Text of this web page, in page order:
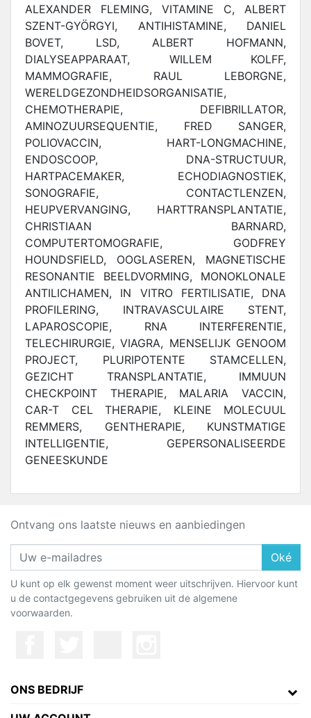
ALEXANDER FLEMING, VITAMINE C, ALBERT
SZENT-GYÖRGYI, ANTIHISTAMINE, DANIEL
BOVET, LSD, ALBERT HOFMANN,
DIALYSEAPPARAAT, WILLEM KOLFF,
MAMMOGRAFIE, RAUL LEBORGNE,
WERELDGEZONDHEIDSORGANISATIE,
CHEMOTHERAPIE, DEFIBRILLATOR,
AMINOZUURSEQUENTIE, FRED SANGER,
POLIOVACCIN, HART-LONGMACHINE,
ENDOSCOOP, DNA-STRUCTUUR,
HARTPACEMAKER, ECHODIAGNOSTIEK,
SONOGRAFIE, CONTACTLENZEN,
HEUPVERVANGING, HARTTRANSPLANTATIE,
CHRISTIAAN BARNARD,
COMPUTERTOMOGRAFIE, GODFREY
HOUNDSFIELD, OOGLASEREN, MAGNETISCHE
RESONANTIE BEELDVORMING, MONOKLONALE
ANTILICHAMEN, IN VITRO FERTILISATIE, DNA
PROFILERING, INTRAVASCULAIRE STENT,
LAPAROSCOPIE, RNA INTERFERENTIE,
TELECHIRURGIE, VIAGRA, MENSELIJK GENOOM
PROJECT, PLURIPOTENTE STAMCELLEN,
GEZICHT TRANSPLANTATIE, IMMUUN
CHECKPOINT THERAPIE, MALARIA VACCIN,
CAR-T CEL THERAPIE, KLEINE MOLECUUL
REMMERS, GENTHERAPIE, KUNSTMATIGE
INTELLIGENTIE, GEPERSONALISEERDE
GENEESKUNDE
Ontvang ons laatste nieuws en aanbiedingen
Oké
U kunt op elk gewenst moment weer uitschrijven. Hiervoor kunt
u de contactgegevens gebruiken uit de algemene
voorwaarden.
ONS BEDRIJF